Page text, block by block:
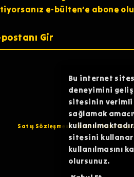
Bu internet
deneyimini
sitesinin verimli
sağlamak
sitesini
kullanılmasını
olursunuz.
e-bülten’e abone
Satış Sözleşmesi İptal ve İade